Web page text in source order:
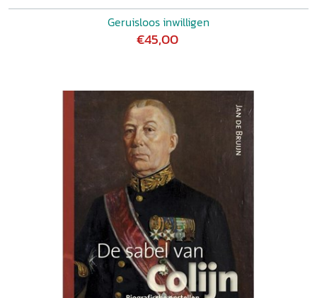
Geruisloos inwilligen
€45,00